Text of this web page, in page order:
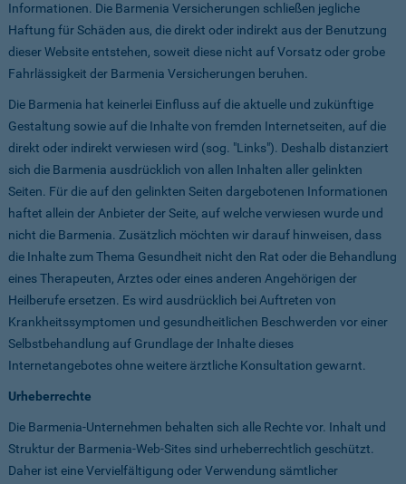
Informationen. Die Barmenia Versicherungen schließen jegliche
Haftung für Schäden aus, die direkt oder indirekt aus der Benutzung
dieser Website entstehen, soweit diese nicht auf Vorsatz oder grobe
Fahrlässigkeit der Barmenia Versicherungen beruhen.
Die Barmenia hat keinerlei Einfluss auf die aktuelle und zukünftige
Gestaltung sowie auf die Inhalte von fremden Internetseiten, auf die
direkt oder indirekt verwiesen wird (sog. "Links"). Deshalb distanziert
sich die Barmenia ausdrücklich von allen Inhalten aller gelinkten
Seiten. Für die auf den gelinkten Seiten dargebotenen Informationen
haftet allein der Anbieter der Seite, auf welche verwiesen wurde und
nicht die Barmenia. Zusätzlich möchten wir darauf hinweisen, dass
die Inhalte zum Thema Gesundheit nicht den Rat oder die Behandlung
eines Therapeuten, Arztes oder eines anderen Angehörigen der
Heilberufe ersetzen. Es wird ausdrücklich bei Auftreten von
Krankheitssymptomen und gesundheitlichen Beschwerden vor einer
Selbstbehandlung auf Grundlage der Inhalte dieses
Internetangebotes ohne weitere ärztliche Konsultation gewarnt.
Urheberrechte
Die Barmenia-Unternehmen behalten sich alle Rechte vor. Inhalt und
Struktur der Barmenia-Web-Sites sind urheberrechtlich geschützt.
Daher ist eine Vervielfältigung oder Verwendung sämtlicher